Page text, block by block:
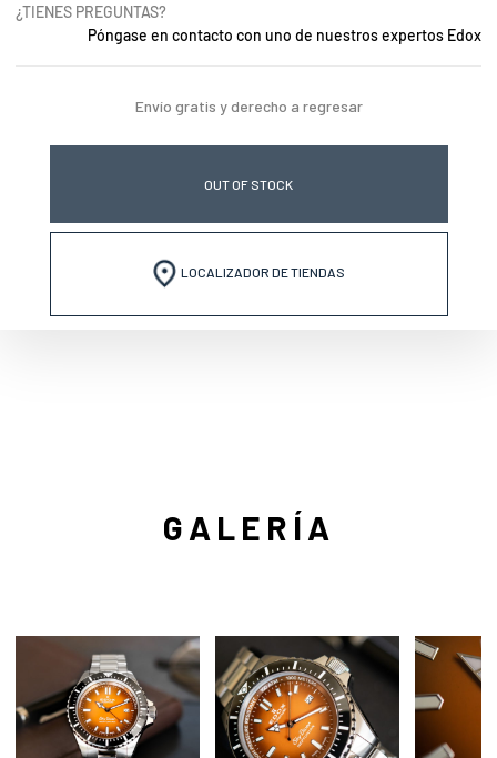
¿TIENES PREGUNTAS?
Póngase en contacto con uno de nuestros expertos Edox
Envío gratis y derecho a regresar
OUT OF STOCK
LOCALIZADOR DE TIENDAS
GALERÍA